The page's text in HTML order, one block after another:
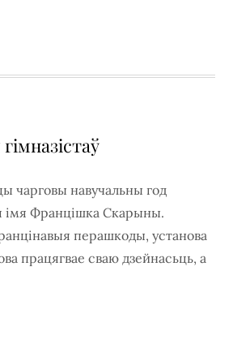
чарговы навучальны год
імя Францішка Скарыны.
перашкоды, установа
працягвае сваю дзейнасьць, а